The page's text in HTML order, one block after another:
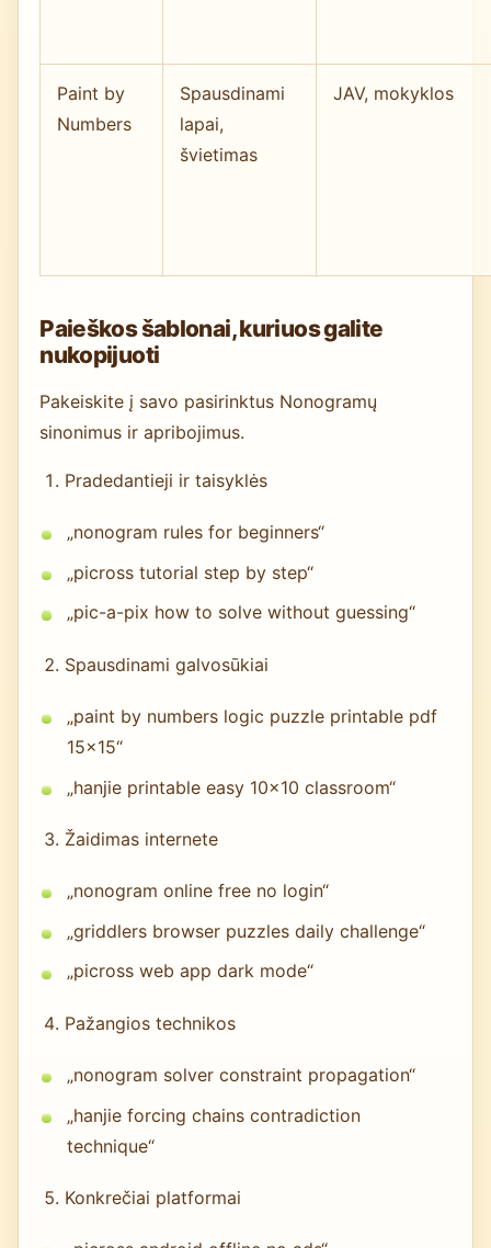
Paint by
Numbers
Spausdinami
lapai,
švietimas
JAV, mokyklos
Paieškos šablonai, kuriuos galite
nukopijuoti
Pakeiskite į savo pasirinktus Nonogramų
sinonimus ir apribojimus.
Pradedantieji ir taisyklės
„nonogram rules for beginners“
„picross tutorial step by step“
„pic-a-pix how to solve without guessing“
Spausdinami galvosūkiai
„paint by numbers logic puzzle printable pdf
15x15“
„hanjie printable easy 10x10 classroom“
Žaidimas internete
„nonogram online free no login“
„griddlers browser puzzles daily challenge“
„picross web app dark mode“
Pažangios technikos
„nonogram solver constraint propagation“
„hanjie forcing chains contradiction
technique“
Konkrečiai platformai